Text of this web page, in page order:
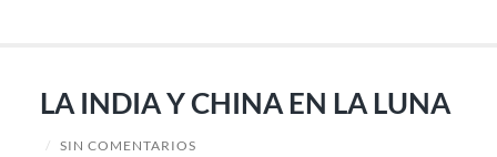
LA INDIA Y CHINA EN LA LUNA
/ SIN COMENTARIOS